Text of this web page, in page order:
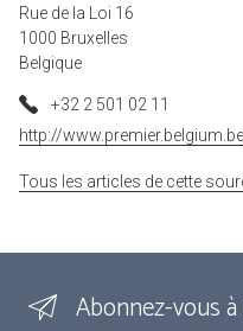
Rue de la Loi 16
1000 Bruxelles
Belgique
+32 2 501 02 11
http://www.premier.belgium.be
Tous les articles de cette
Abonnez-vous